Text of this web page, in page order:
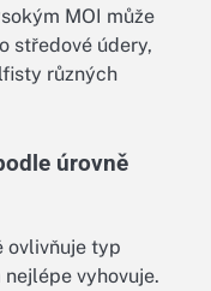
MOI může
středové údery,
různých
úrovně
ovlivňuje typ
vyhovuje.